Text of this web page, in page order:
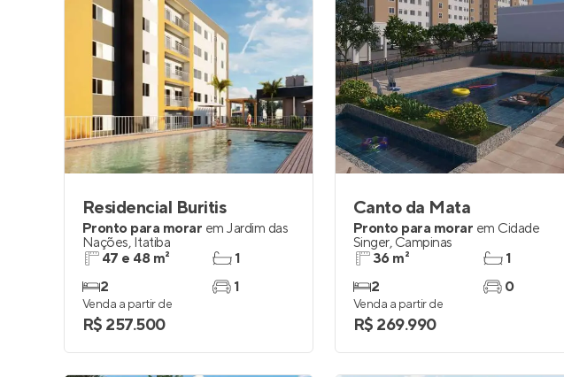
Residencial Buritis
Pronto para morar em Jardim das
Nações, Itatiba
47 e 48 m²
2
1
1
Venda a partir de
R$ 257.500
Canto da Mata
Pronto para morar em Cidade
Singer, Campinas
36 m²
2
1
0
Venda a partir de
R$ 269.990